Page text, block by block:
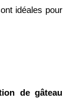
idéales pour
de gâteau